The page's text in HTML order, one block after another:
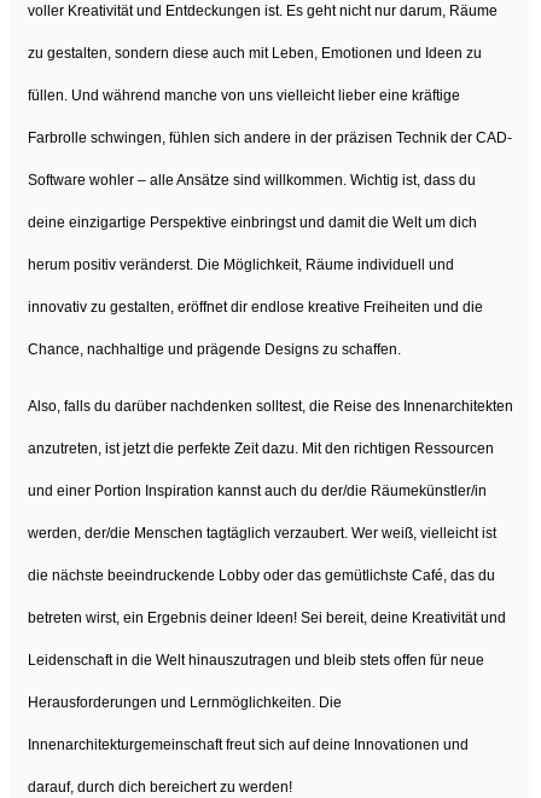
voller Kreativität und Entdeckungen ist. Es geht nicht nur darum, Räume
zu gestalten, sondern diese auch mit Leben, Emotionen und Ideen zu
füllen. Und während manche von uns vielleicht lieber eine kräftige
Farbrolle schwingen, fühlen sich andere in der präzisen Technik der CAD-
Software wohler – alle Ansätze sind willkommen. Wichtig ist, dass du
deine einzigartige Perspektive einbringst und damit die Welt um dich
herum positiv veränderst. Die Möglichkeit, Räume individuell und
innovativ zu gestalten, eröffnet dir endlose kreative Freiheiten und die
Chance, nachhaltige und prägende Designs zu schaffen.
Also, falls du darüber nachdenken solltest, die Reise des Innenarchitekten
anzutreten, ist jetzt die perfekte Zeit dazu. Mit den richtigen Ressourcen
und einer Portion Inspiration kannst auch du der/die Räumekünstler/in
werden, der/die Menschen tagtäglich verzaubert. Wer weiß, vielleicht ist
die nächste beeindruckende Lobby oder das gemütlichste Café, das du
betreten wirst, ein Ergebnis deiner Ideen! Sei bereit, deine Kreativität und
Leidenschaft in die Welt hinauszutragen und bleib stets offen für neue
Herausforderungen und Lernmöglichkeiten. Die
Innenarchitekturgemeinschaft freut sich auf deine Innovationen und
darauf, durch dich bereichert zu werden!